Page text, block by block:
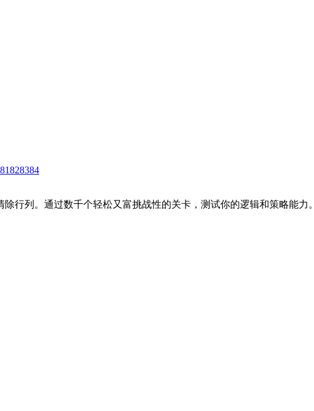
81828384
行列。通过数千个轻松又富挑战性的关卡，测试你的逻辑和策略能力。